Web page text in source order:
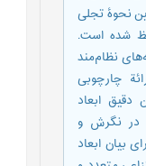
نحوۀ تجلی
شده است.
نظام‌مند
چارچوبی
ابعاد
در نگرش و
بیان ابعاد